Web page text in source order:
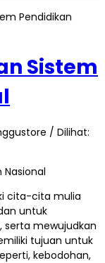
Pendidikan
Sistem
/ Dilihat:
cita-cita mulia
untuk
serta mewujudkan
tujuan untuk
kebodohan,